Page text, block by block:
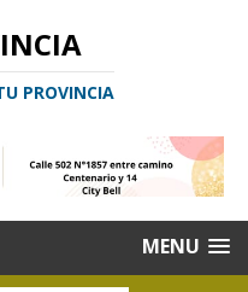
PROVINCIA
MENU